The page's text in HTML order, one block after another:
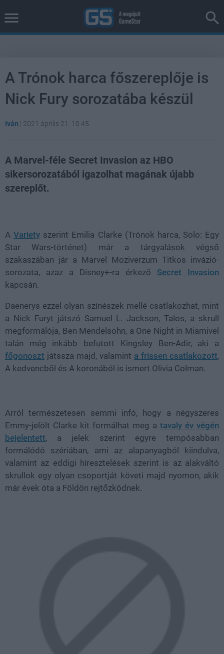
A Trónok harca főszereplője is
Nick Fury sorozatába készül
Iván | 2021 április 21. 10:45
A Marvel-féle Secret Invasion az HBO
sikersorozatából igazolhat magának újabb
szereplőt.
AVariety szerint Emilia Clarke (Trónok harca, Solo: Egy
Star Wars-történet) már a tárgyalások végső
szakaszában jár a Marvel Moziverzum Titkos invázió-
sorozata, azaz a Disney+-ra érkező Secret Invasion
kapcsán.
Daenerys ezzel olyan színészek mellé csatlakozhat, mint
a Nick Furyt játszó Samuel L. Jackson, Talos, a skrull
megformálója, Ben Mendelsohn, a One Night in Miamivel
talán még inkább befutott Kingsley Ben-Adir, aki a
főgonoszt játssza majd, valamint a frissen csatlakozott,
A kedvencből és A koronából is ismert Olivia Colman.
Arról természetesen semmi infó, hogy a négyszeres
Emmy-jelölt Clarke kit formálhat meg a tavaly év végén
bejelentett, a jelek szerint egyre tempósabban
formálódó szériában, ami az alapanyagból kiindulva,
valamint az eddigi híresztelések szerint is az alakváltó
skrullok egy olyan csoportját követi majd nyomon, akik
már évek óta a Földön rejtőzködnek.